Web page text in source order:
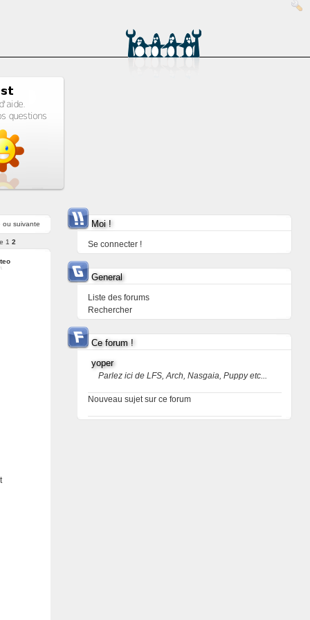
ou suivante
1 2
Moi !
Se connecter !
General
Liste des forums
Rechercher
Ce forum !
yoper
Parlez ici de LFS, Arch, Nasgaia, Puppy etc...
Nouveau sujet sur ce forum